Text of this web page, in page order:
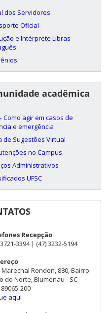
dos Servidores
Oficial
e Intérprete Libras-
acadêmica
Como agir em casos de
e emergência
de Sugestões Virtual
no Campus
Administrativos
UFSC
Recepção
3394 | (47) 3232-5194
Marechal Rondon, 880, Bairro
do Norte, Blumenau - SC
89065-200
aqui